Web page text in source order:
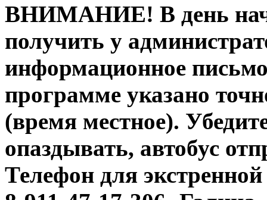
ВНИМАНИЕ! В день
получить у
информационное
программе указано
(время местное).
опаздывать, автобус
Телефон для